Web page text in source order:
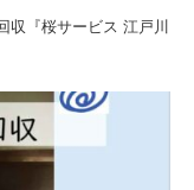
収『桜サービス 江戸川